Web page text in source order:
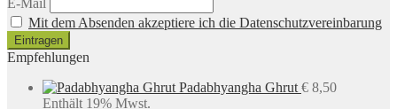
Mit dem Absenden akzeptiere ich die Datenschutzvereinbarung
Empfehlungen
Padabhyangha Ghrut € 8,50
Enthält 19% Mwst.